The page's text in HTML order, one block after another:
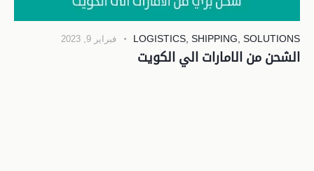
LOGISTICS SHIPPING SOLUTIONS فبراير 9, 2023
الشحن من الامارات الي الكويت